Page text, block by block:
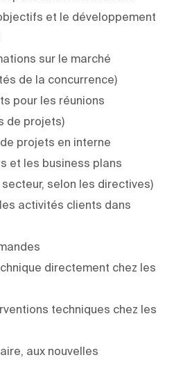
et le développement
sur le marché
de la concurrence)
pour les réunions
de projets)
projets en interne
et les business plans
selon les directives)
activités clients dans
directement chez les
techniques chez les
aux nouvelles